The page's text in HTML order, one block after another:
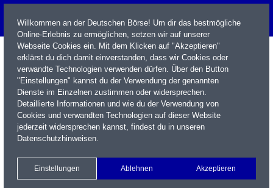
Name / WKN / ISIN / Kürzel
Xetra Realtime
Watchlist Portfolio Login
Willkommen an der Deutschen Börse! Um dir das bestmögliche
Online-Erlebnis zu ermöglichen, setzen wir auf unserer
Webseite Cookies ein. Mit dem Klicken auf "Akzeptieren"
erklärst du dich damit einverstanden, dass wir Cookies oder
verwandte Technologien verwenden dürfen. Über den Button
"Einstellungen" kannst du der Verwendung der genannten
Dienste im Einzelnen zustimmen oder widersprechen.
Detaillierte Informationen und wie du der Verwendung von
Cookies und verwandten Technologien auf dieser Website
jederzeit widersprechen kannst, findest du in unseren
Datenschutzhinweisen.
Einstellungen Ablehnen Akzeptieren